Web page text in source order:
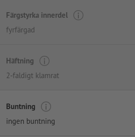
Färgstyrka innerdel
fyrfärgad
Häftning
2-faldigt klamrat
Buntning
ingen buntning